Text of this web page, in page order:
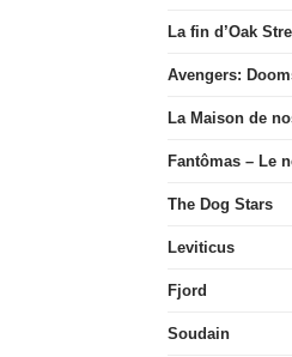
La fin d’Oak
Avengers:
La Maison de
Fantômas – Le
The Dog Stars
Leviticus
Fjord
Soudain